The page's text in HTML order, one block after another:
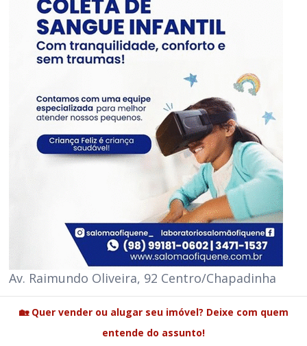
Av. Raimundo Oliveira, 92 Centro/Chapadinha
🏡 Quer vender ou alugar seu imóvel? Deixe com quem
entende do assunto!